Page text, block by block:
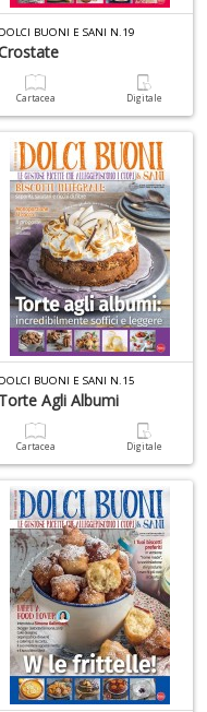
DOLCI BUONI E SANI N.19
Cartacea Digitale
DOLCI BUONI E SANI N.15
Torte Agli Albumi
Cartacea Digitale